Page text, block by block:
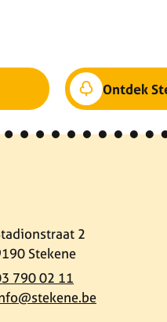
Ontdek
2
Stekene
790 02 11
@stekene.be